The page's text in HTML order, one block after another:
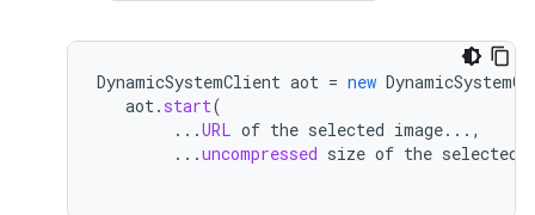
DynamicSystemClient aot = new
aot. start(
...URL of the selected image...,
...uncompressed size of the selected